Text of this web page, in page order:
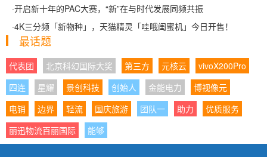
·开启新十年的PAC大赛，“新”在与时代发展同频共振
·4K三分频「新物种」，天猫精灵「哇哦闺蜜机」今日开售！
最话题
代表团 北京科幻国际大奖 第三方 元核云
vivoX200Pro
四连
星耀 景创科技 创始人 金能电力
博视像元
电销
边界 轻流 国庆旅游 团队一 助力
优质服务
丽迅物流百丽国际
能够